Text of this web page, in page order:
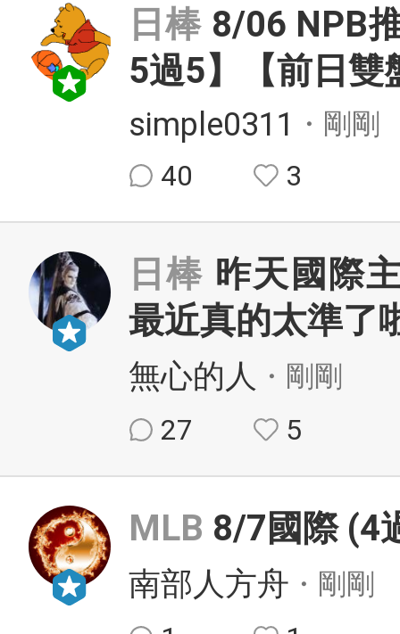
日棒 8/06 NPB
5過5】【前日
simple0311 ・剛剛
40
3
日棒 昨天國際
最近真的太準了
無心的人 ・剛剛
27
5
MLB 8/7國際 (4
南部人方舟 ・剛剛